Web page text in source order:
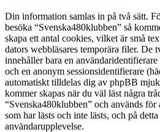
Din information samlas in på två sätt.
besöka “Svenska480klubben” så
skapa ett antal cookies, vilket är små
dators webbläsares temporära filer. De
innehåller bara en
och en anonym sessionsidentifierare
automatiskt tilldelas dig av phpBB
kommer skapas när du väl läst några
“Svenska480klubben” och används
som har lästs och inte lästs, och på
användarupplevelse.